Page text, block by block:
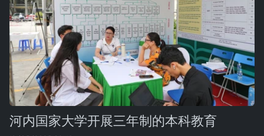
河内国家大学开展三年制的本科教育